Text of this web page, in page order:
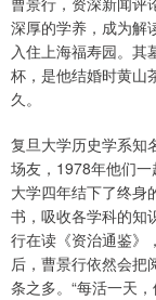
深厚的学养，成为解
入住上海福寿园。其
杯，是他结婚时黄山
久。
复旦大学历史学系知
场友，1978年他们一
大学四年结下了终身
书，吸收各学科的知
行在读《资治通鉴》
后，曹景行依然会把
条之多。“每活一天